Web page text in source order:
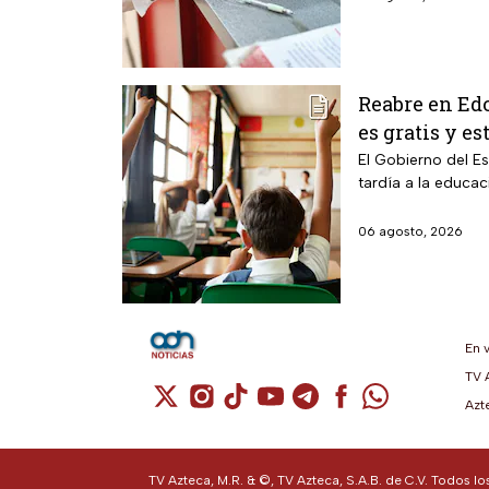
Reabre en
es gratis y
El Gobierno del
tardía a la
06 agosto, 2026
Cuenta de X / Twitter (se abre en una
Cuenta de Instagram (se abre en
Cuenta de TikTok (se abre en
Cuenta de YouTube (se
Cuenta de Telegram
Cuenta de
Cuenta de
En
TV
TV Azteca, M.R. & ©, TV Azteca, S.A.B. de C.V. Todos